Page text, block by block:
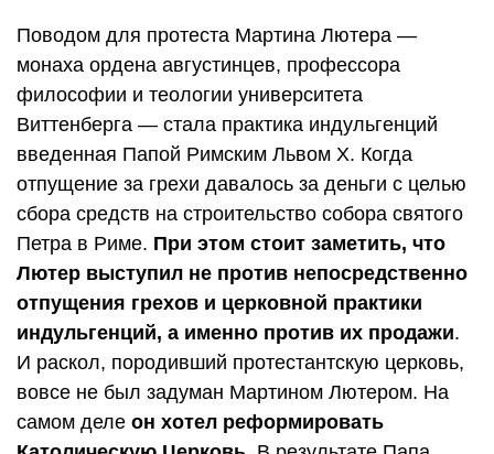
Поводом для протеста Мартина Лютера —
монаха ордена августинцев, профессора
философии и теологии университета
Виттенберга — стала практика индульгенций
введенная Папой Римским Львом X. Когда
отпущение за грехи давалось за деньги с целью
сбора средств на строительство собора святого
Петра в Риме. При этом стоит заметить, что
Лютер выступил не против непосредственно
отпущения грехов и церковной практики
индульгенций, а именно против их продажи.
И раскол, породивший протестантскую церковь,
вовсе не был задуман Мартином Лютером. На
самом деле он хотел реформировать